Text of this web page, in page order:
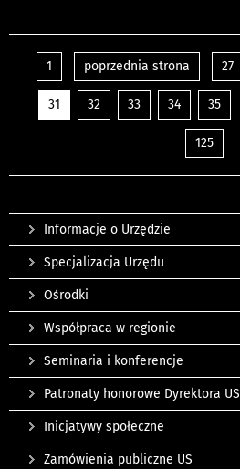
1 poprzednia strona 27
31 32 33 34 35
125
Informacje o Urzędzie
Specjalizacja Urzędu
Ośrodki
Współpraca w regionie
Seminaria i konferencje
Patronaty honorowe Dyrektora US
Inicjatywy społeczne
Zamówienia publiczne US